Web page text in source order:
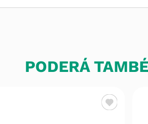
PODERÁ